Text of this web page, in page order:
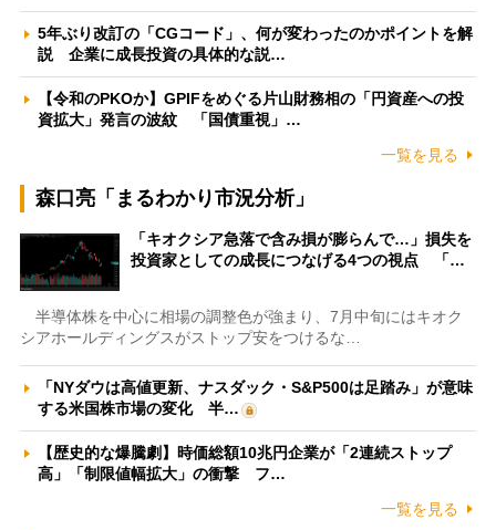
5年ぶり改訂の「CGコード」、何が変わったのかポイントを解
説 企業に成長投資の具体的な説…
【令和のPKOか】GPIFをめぐる片山財務相の「円資産への投
資拡大」発言の波紋 「国債重視」…
一覧を見る
森口亮「まるわかり市況分析」
「キオクシア急落で含み損が膨らんで…」損失を
投資家としての成長につなげる4つの視点 「…
半導体株を中心に相場の調整色が強まり、7月中旬にはキオク
シアホールディングスがストップ安をつけるな…
「NYダウは高値更新、ナスダック・S&P500は足踏み」が意味
する米国株市場の変化 半…
【歴史的な爆騰劇】時価総額10兆円企業が「2連続ストップ
高」「制限値幅拡大」の衝撃 フ…
一覧を見る